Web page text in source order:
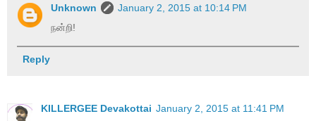
Unknown
January 2, 2015 at 10:14 PM
நன்றி!
Reply
KILLERGEE Devakottai January 2, 2015 at 11:41 PM